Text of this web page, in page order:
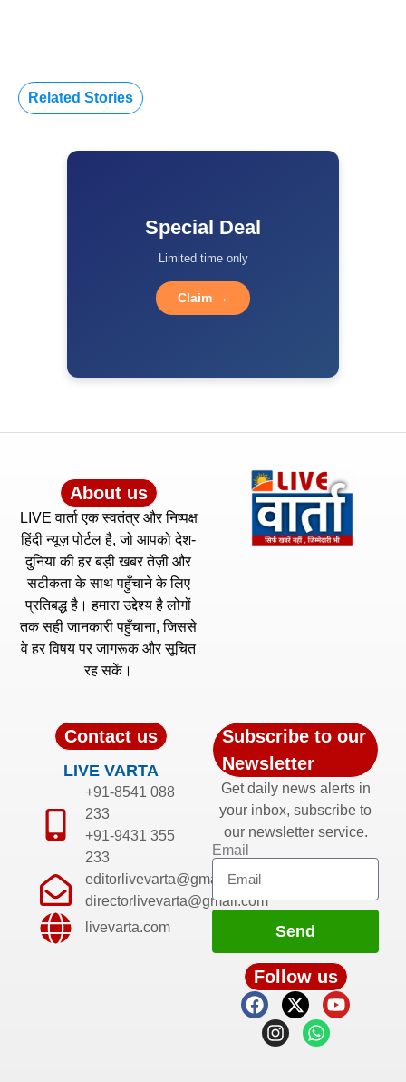
Related Stories
Special Deal
Limited time only
Claim →
About us
LIVE वार्ता एक स्वतंत्र और निष्पक्ष
हिंदी न्यूज़ पोर्टल है, जो आपको देश-
दुनिया की हर बड़ी खबर तेज़ी और
सटीकता के साथ पहुँचाने के लिए
प्रतिबद्ध है। हमारा उद्देश्य है लोगों
तक सही जानकारी पहुँचाना, जिससे
वे हर विषय पर जागरूक और सूचित
रह सकें।
Contact us
LIVE VARTA
+91-8541 088
233
+91-9431 355
233
editorlivevarta@gmail.com
directorlivevarta@gmail.com
livevarta.com
Subscribe to our
Newsletter
Get daily news alerts in
your inbox, subscribe to
our newsletter service.
Email
Send
Follow us